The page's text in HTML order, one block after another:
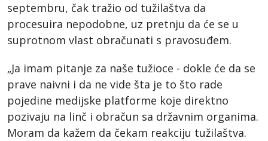
septembru, čak tražio od tužilaštva da
procesuira nepodobne, uz pretnju da će se u
suprotnom vlast obračunati s pravosuđem.
„Ja imam pitanje za naše tužioce - dokle će da se
prave naivni i da ne vide šta je to što rade
pojedine medijske platforme koje direktno
pozivaju na linč i obračun sa državnim organima.
Moram da kažem da čekam reakciju tužilaštva.